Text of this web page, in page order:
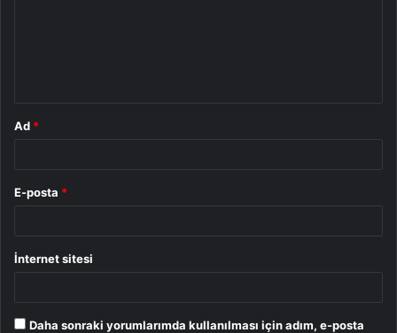
Ad *
E-posta *
İnternet sitesi
Daha sonraki yorumlarımda kullanılması için adım, e-posta